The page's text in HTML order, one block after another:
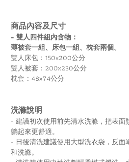
商品內容及尺寸
- 雙人四件組內含物：
薄被套一組、床包一組、枕套兩個。
雙人床包：150x200公分
雙人被套：200x230公分
枕套：48x74公分
洗滌說明
- 建議初次使用前先清水洗滌，把表面
躺起來更舒適。
- 日後清洗建議使用大型洗衣袋，反
和洗滌。